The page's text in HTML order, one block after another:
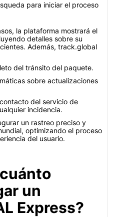
para iniciar el proceso
la plataforma mostrará el
detalles sobre su
Además, track.global
del tránsito del paquete.
sobre actualizaciones
del servicio de
incidencia.
un rastreo preciso y
optimizando el proceso
del usuario.
un
Express?